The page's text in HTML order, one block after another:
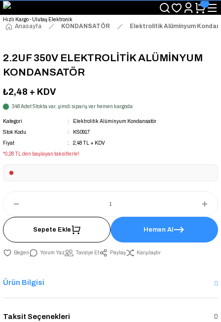
"Saat 14:00'a Kadar Verilen Siparişlerde Aynı Gün Kargo Avantajı!
"Binlerce Ürün Çeşitliliği ile Stoktan Hemen Teslim."
"Toptan Fiyatına Perakende Satış Avantajını Kaçırmayın!"
Anasayfa KONDANSATÖR Elektrolitik Alüminyum
2.2UF 350V ELEKTROLİTİK ALÜMİNYUM
KONDANSATÖR
₺2,48 + KDV
348 Adet Stokta var, şimdi sipariş ver hemen kargoda
Kategori
Elektrolitik Alüminyum Kondansatör
Stok Kodu
KS0917
Fiyat
2,48 TL + KDV
*0,28 TL den başlayan taksitlerle!
Sepete Ekle Hemen Al
Yorum Yaz Tavsiye Et Paylaş Karşılaştır
Ürün Bilgisi
Taksit Seçenekleri